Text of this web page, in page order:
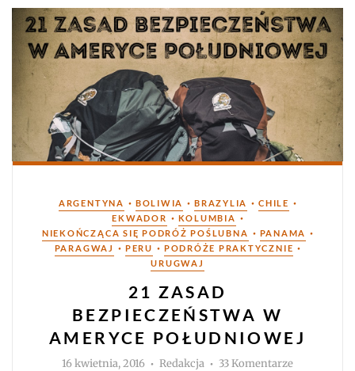
Kategorie
ARGENTYNA • BOLIWIA • BRAZYLIA • CHILE •
EKWADOR • KOLUMBIA •
NIEKOŃCZĄCA SIĘ PODRÓŻ POŚLUBNA • PANAMA •
PARAGWAJ • PERU • PODRÓŻE PRAKTYCZNIE •
URUGWAJ
21 ZASAD
BEZPIECZEŃSTWA W
AMERYCE POŁUDNIOWEJ
16 kwietnia, 2016 Autor
Redakcja 33 Komentarzedo